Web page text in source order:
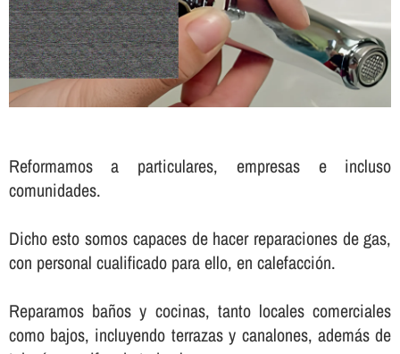
Reformamos a particulares, empresas e incluso
comunidades.
Dicho esto somos capaces de hacer reparaciones de gas,
con personal cualificado para ello, en calefacción.
Reparamos baños y cocinas, tanto locales comerciales
como bajos, incluyendo terrazas y canalones, además de